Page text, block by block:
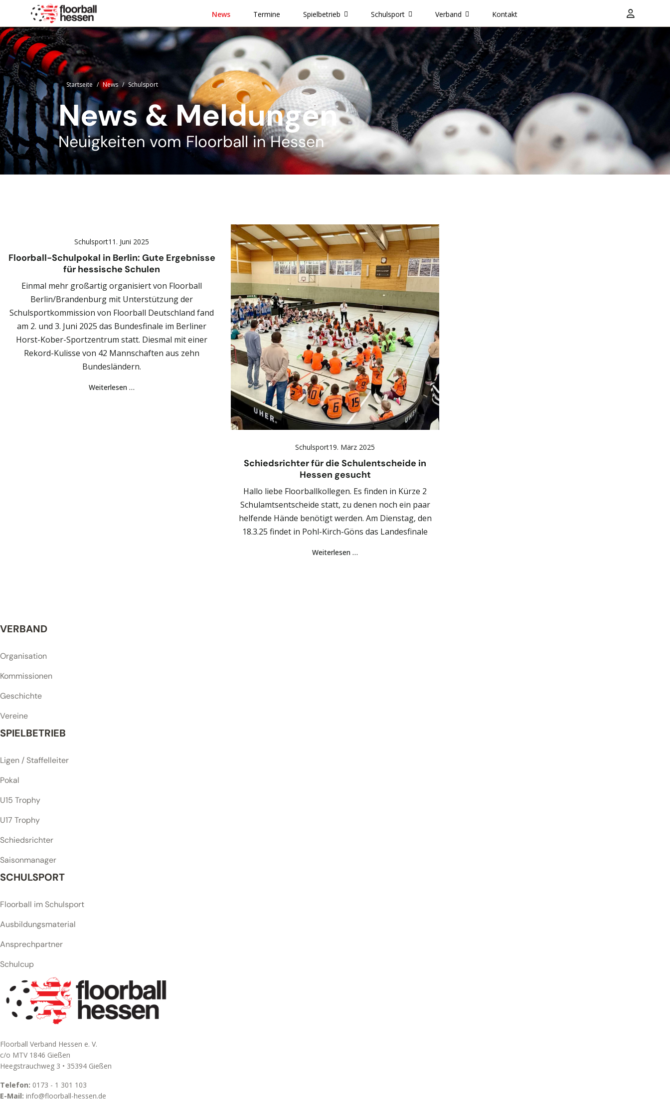
News Termine Spielbetrieb Schulsport Verband Kontakt
Startseite News Schulsport
News & Meldungen
Neuigkeiten vom Floorball in Hessen
Schulsport11. Juni 2025
Floorball-Schulpokal in Berlin: Gute Ergebnisse
für hessische Schulen
Einmal mehr großartig organisiert von Floorball
Berlin/Brandenburg mit Unterstützung der
Schulsportkommission von Floorball Deutschland fand
am 2. und 3. Juni 2025 das Bundesfinale im Berliner
Horst-Kober-Sportzentrum statt. Diesmal mit einer
Rekord-Kulisse von 42 Mannschaften aus zehn
Bundesländern.
Weiterlesen …
Schulsport19. März 2025
Schiedsrichter für die Schulentscheide in
Hessen gesucht
Hallo liebe Floorballkollegen. Es finden in Kürze 2
Schulamtsentscheide statt, zu denen noch ein paar
helfende Hände benötigt werden. Am Dienstag, den
18.3.25 findet in Pohl-Kirch-Göns das Landesfinale
Weiterlesen …
VERBAND
Organisation
Kommissionen
Geschichte
Vereine
SPIELBETRIEB
Ligen / Staffelleiter
Pokal
U15 Trophy
U17 Trophy
Schiedsrichter
Saisonmanager
SCHULSPORT
Floorball im Schulsport
Ausbildungsmaterial
Ansprechpartner
Schulcup
Floorball Verband Hessen e. V.
c/o MTV 1846 Gießen
Heegstrauchweg 3 • 35394 Gießen
Telefon: 0173 - 1 301 103
E-Mail: info@floorball-hessen.de